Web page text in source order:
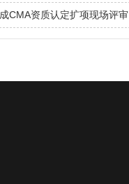
CMA资质认定扩项现场评审